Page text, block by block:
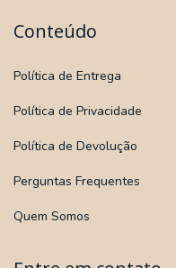
Conteúdo
Política de Entrega
Política de Privacidade
Política de Devolução
Perguntas Frequentes
Quem Somos